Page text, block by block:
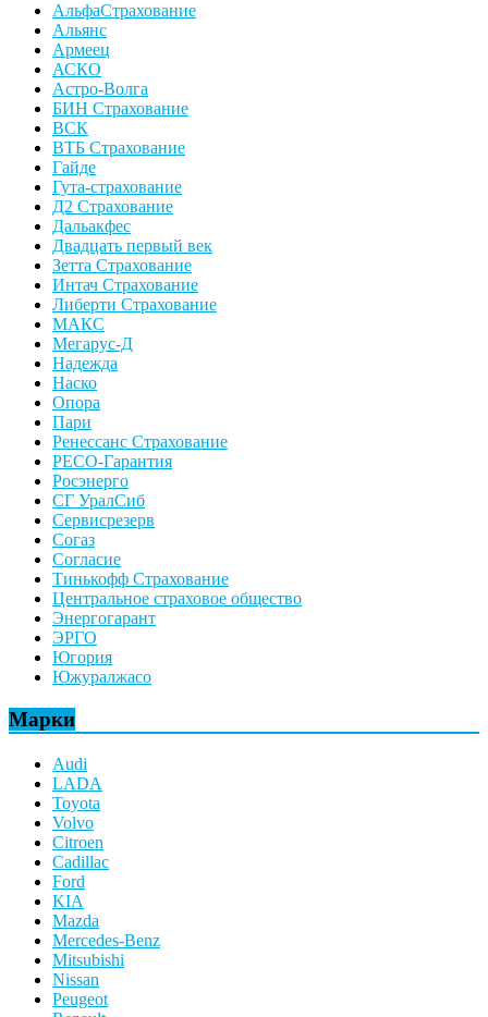
АльфаСтрахование
Альянс
Армеец
АСКО
Астро-Волга
БИН Страхование
ВСК
ВТБ Страхование
Гайде
Гута-страхование
Д2 Страхование
Дальакфес
Двадцать первый век
Зетта Страхование
Интач Страхование
Либерти Страхование
МАКС
Мегарус-Д
Надежда
Наско
Опора
Пари
Ренессанс Страхование
РЕСО-Гарантия
Росэнерго
СГ УралСиб
Сервисрезерв
Согаз
Согласие
Тинькофф Страхование
Центральное страховое общество
Энергогарант
ЭРГО
Югория
Южуралжасо
Марки
Audi
LADA
Toyota
Volvo
Citroen
Cadillac
Ford
KIA
Mazda
Mercedes-Benz
Mitsubishi
Nissan
Peugeot